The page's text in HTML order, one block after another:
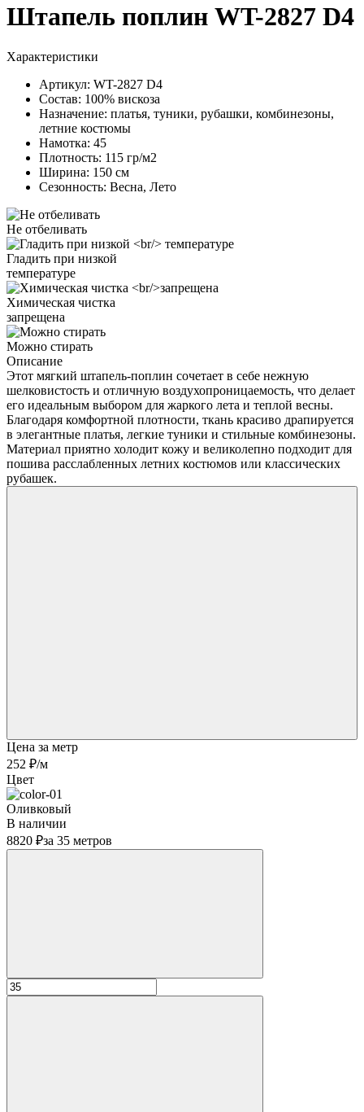
Штапель поплин WT-2827 D4
Характеристики
Артикул: WT-2827 D4
Состав: 100% вискоза
Назначение: платья, туники, рубашки, комбинезоны,
летние костюмы
Намотка: 45
Плотность: 115 гр/м2
Ширина: 150 см
Сезонность: Весна, Лето
Не отбеливать
Гладить при низкой
температуре
Химическая чистка
запрещена
Можно стирать
Описание
Этот мягкий штапель-поплин сочетает в себе нежную
шелковистость и отличную воздухопроницаемость, что делает
его идеальным выбором для жаркого лета и теплой весны.
Благодаря комфортной плотности, ткань красиво драпируется
в элегантные платья, легкие туники и стильные комбинезоны.
Материал приятно холодит кожу и великолепно подходит для
пошива расслабленных летних костюмов или классических
рубашек.
Цена за метр
252 ₽/м
Цвет
Оливковый
В наличии
8820 ₽за 35 метров